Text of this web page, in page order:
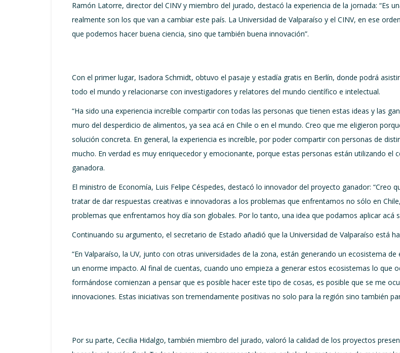
Ramón Latorre, director del CINV y miembro del jurado, destacó la experiencia de la jornada: “Es
realmente son los que van a cambiar este país. La Universidad de Valparaíso y el CINV, en ese
que podemos hacer buena ciencia, sino que también buena innovación”.
Con el primer lugar, Isadora Schmidt, obtuvo el pasaje y estadía gratis en Berlín, donde podrá
todo el mundo y relacionarse con investigadores y relatores del mundo científico e intelectual.
“Ha sido una experiencia increíble compartir con todas las personas que tienen estas ideas y las
muro del desperdicio de alimentos, ya sea acá en Chile o en el mundo. Creo que me eligieron
solución concreta. En general, la experiencia es increíble, por poder compartir con personas de
mucho. En verdad es muy enriquecedor y emocionante, porque estas personas están utilizando
ganadora.
El ministro de Economía, Luis Felipe Céspedes, destacó lo innovador del proyecto ganador: “Creo
tratar de dar respuestas creativas e innovadoras a los problemas que enfrentamos no sólo en
problemas que enfrentamos hoy día son globales. Por lo tanto, una idea que podamos aplicar acá
Continuando su argumento, el secretario de Estado añadió que la Universidad de Valparaíso está
“En Valparaíso, la UV, junto con otras universidades de la zona, están generando un ecosistema
un enorme impacto. Al final de cuentas, cuando uno empieza a generar estos ecosistemas lo que
formándose comienzan a pensar que es posible hacer este tipo de cosas, es posible que se me
innovaciones. Estas iniciativas son tremendamente positivas no solo para la región sino también
Por su parte, Cecilia Hidalgo, también miembro del jurado, valoró la calidad de los proyectos